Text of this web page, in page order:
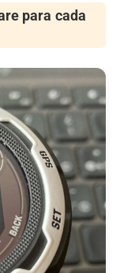
para cada